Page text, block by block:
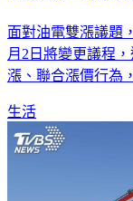
面對油電雙漲議題
月2日將變更議程
漲、聯合漲價行為
生活